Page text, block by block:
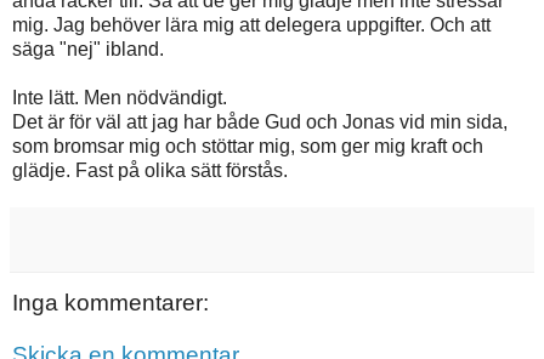
mig. Jag behöver lära mig att delegera uppgifter. Och att
säga "nej" ibland.
Inte lätt. Men nödvändigt.
Det är för väl att jag har både Gud och Jonas vid min sida,
som bromsar mig och stöttar mig, som ger mig kraft och
glädje. Fast på olika sätt förstås.
Inga kommentarer: